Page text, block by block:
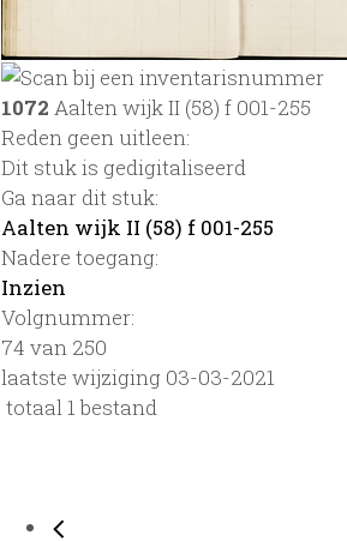
1072 Aalten wijk II (58) f 001-255
Reden geen uitleen:
Dit stuk is gedigitaliseerd
Ga naar dit stuk:
Aalten wijk II (58) f 001-255
Nadere toegang:
Inzien
Volgnummer:
74 van 250
laatste wijziging 03-03-2021
totaal 1 bestand